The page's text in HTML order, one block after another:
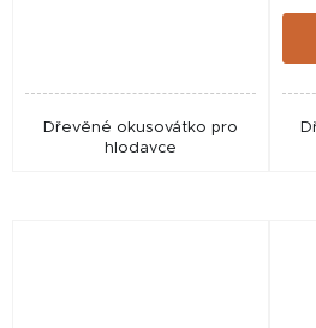
Dřevěné okusovátko pro
hlodavce